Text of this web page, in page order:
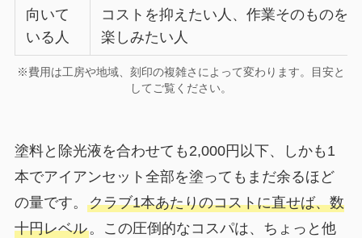
向いて
いる人
コストを抑えたい人、作業そのものを
楽しみたい人
※費用は工房や地域、刻印の複雑さによって変わります。目安と
してご覧ください。
塗料と除光液を合わせても2,000円以下、しかも1
本でアイアンセット全部を塗ってもまだ余るほど
の量です。 クラブ1本あたりのコストに直せば、数
十円レベル。この圧倒的なコスパは、ちょっと他